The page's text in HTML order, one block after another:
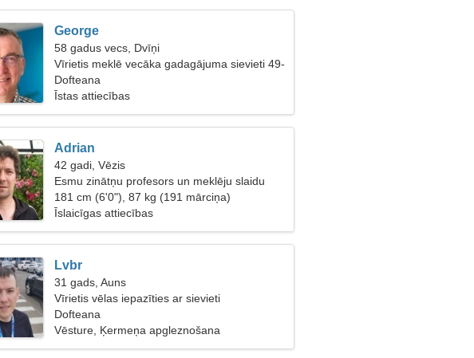
George
58 gadus vecs, Dvīņi
Vīrietis meklē vecāka gadagājuma sievieti 49-
56
Dofteana
Īstas attiecības
Adrian
42 gadi, Vēzis
Esmu zinātņu profesors un meklēju slaidu
sievieti
181 cm (6'0"), 87 kg (191 mārciņa)
Īslaicīgas attiecības
Lvbr
31 gads, Auns
Vīrietis vēlas iepazīties ar sievieti
Dofteana
Vēsture, Ķermeņa apgleznošana